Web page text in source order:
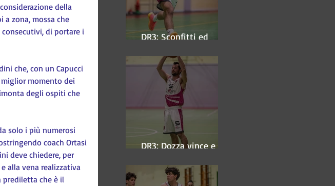
della
zona, mossa che
di portare i
che, con un Capucci
momento dei
degli ospiti che
solo i più numerosi
coach Ortasi
deve chiedere, per
alla vena realizzativa
prediletta che è il
DR3: Sconfitti ed
DR3: Dozza vince e